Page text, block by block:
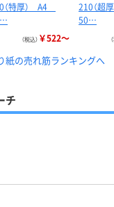
（特厚） A4
（税込） ￥522～
210（
50…
紙の売れ筋ランキングへ
チ